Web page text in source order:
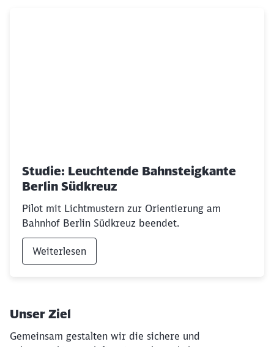
Studie: Leuchtende Bahnsteigkante
Berlin Südkreuz
Pilot mit Lichtmustern zur Orientierung am
Bahnhof Berlin Südkreuz beendet.
Weiterlesen
Unser Ziel
Gemeinsam gestalten wir die sichere und